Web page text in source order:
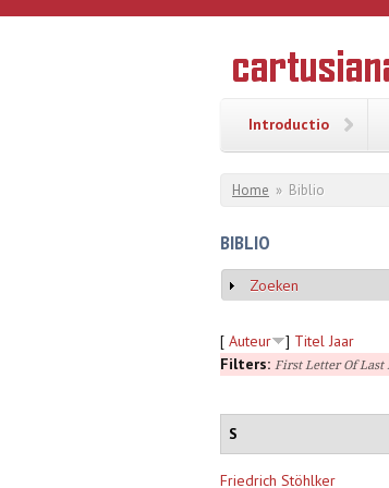
Overslaan en naar de inhoud gaan
Geschiedenis
van de
Introductio
U bent hier
Home » Biblio
BIBLIO
Weergeven
Zoeken
[ Auteur ] Titel Jaar
Filters: First Letter Of Last
S
Friedrich Stöhlker